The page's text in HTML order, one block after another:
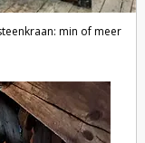
min of meer